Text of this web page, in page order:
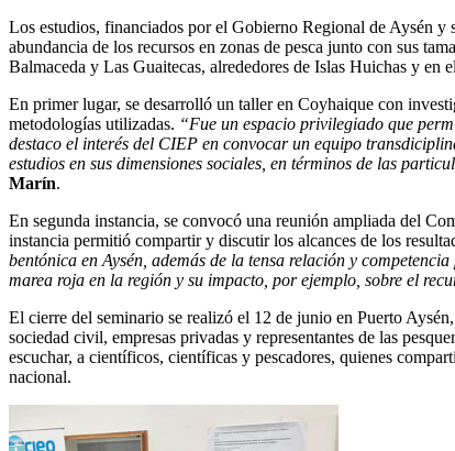
Los estudios, financiados por el Gobierno Regional de Aysén
abundancia de los recursos en zonas de pesca junto con sus
Balmaceda y Las Guaitecas, alrededores de Islas Huichas y en
En primer lugar, se desarrolló un taller en Coyhaique con
metodologías utilizadas. “Fue un espacio privilegiado que
destaco el interés del CIEP en convocar un equipo
estudios en sus dimensiones sociales, en términos de las
Marín.
En segunda instancia, se convocó una reunión ampliada del
instancia permitió compartir y discutir los alcances de los
bentónica en Aysén, además de la tensa relación y
marea roja en la región y su impacto, por ejemplo, sobre el
El cierre del seminario se realizó el 12 de junio en Puerto
sociedad civil, empresas privadas y representantes de las
escuchar, a científicos, científicas y pescadores, quienes
nacional.